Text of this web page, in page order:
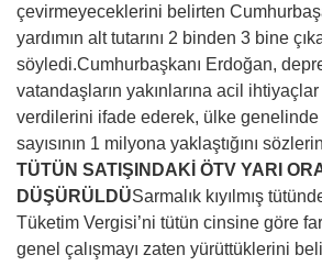
çevirmeyeceklerini belirten
yardımın alt tutarını 2 binden 3 bine
söyledi.Cumhurbaşkanı Erdoğan,
vatandaşların yakınlarına acil
verdilerini ifade ederek, ülke genelinde
sayısının 1 milyona yaklaştığını
TÜTÜN SATIŞINDAKİ ÖTV YARI
DÜŞÜRÜLDÜSarmalık kıyılmış
Tüketim Vergisi’ni tütün cinsine göre
genel çalışmayı zaten yürüttüklerini